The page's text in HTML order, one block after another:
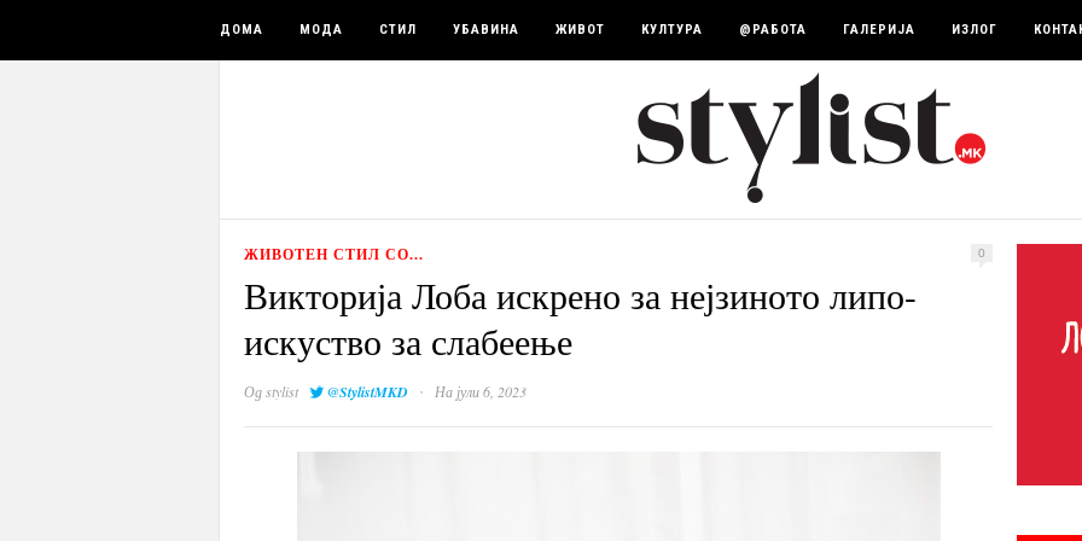
ДОМА МОДА СТИЛ УБАВИНА ЖИВОТ КУЛТУРА @РАБОТА ГАЛЕРИЈА ИЗЛОГ
ЖИВОТЕН СТИЛ СО... 0
Викторија Лоба искрено за нејзиното липо-
искуство за слабеење
Одstylist @StylistMKD · На јули 6, 2023